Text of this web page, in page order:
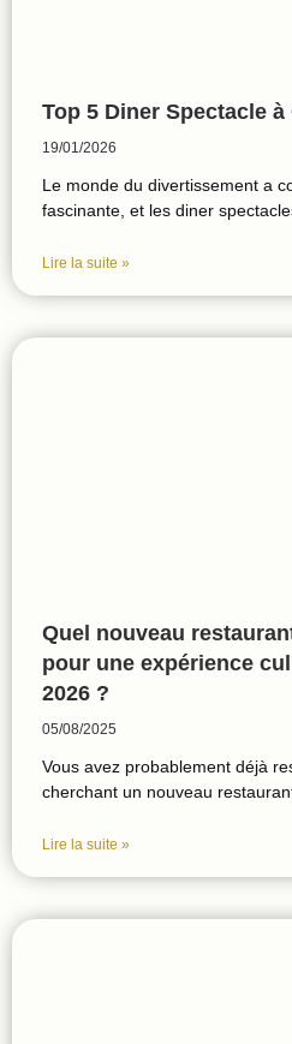
Top 5 Diner Spectacle à
19/01/2026
Le monde du divertissement a
fascinante, et les diner
Lire la suite »
Quel nouveau
pour une expérience
2026 ?
05/08/2025
Vous avez probablement déjà
cherchant un nouveau
Lire la suite »